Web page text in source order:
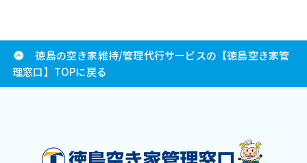
徳島の空き家維持/管理代行サービスの【徳島空き家管
理窓口】TOPに戻る